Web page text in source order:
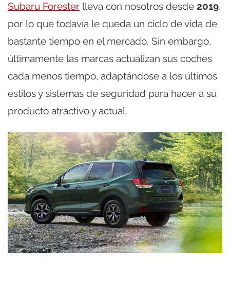
Subaru Forester lleva con nosotros desde 2019,
por lo que todavía le queda un ciclo de vida de
bastante tiempo en el mercado. Sin embargo,
últimamente las marcas actualizan sus coches
cada menos tiempo, adaptándose a los últimos
estilos y sistemas de seguridad para hacer a su
producto atractivo y actual.